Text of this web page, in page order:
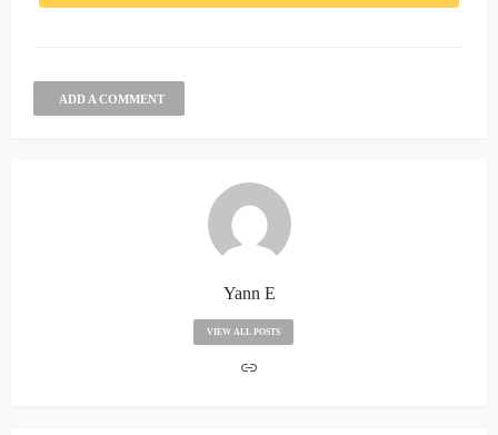
ADD A COMMENT
Yann E
VIEW ALL POSTS